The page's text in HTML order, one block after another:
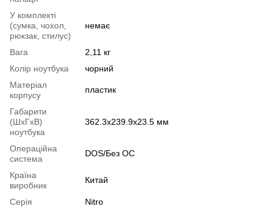
У комплекті
(сумка, чохол,
рюкзак, стилус)
немає
Вага
2,11 кг
Колір ноутбука
чорний
Матеріал
корпусу
пластик
Габарити
(ШхГхВ)
ноутбука
362.3х239.9х23.5 мм
Операційна
система
DOS/Без ОС
Країна
виробник
Китай
Серія
Nitro